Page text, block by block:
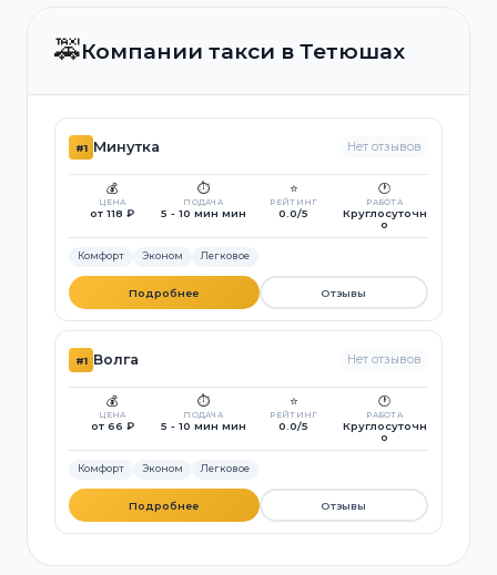
🚕Компании такси в Тетюшах
#1 Минутка Нет отзывов
💰
ЦЕНА
от 118 ₽
⏱️
ПОДАЧА
5 - 10 мин мин
⭐
РЕЙТИНГ
0.0/5
🕐
РАБОТА
Круглосуточн
о
Комфорт Эконом Легковое
Подробнее Отзывы
#1 Волга Нет отзывов
💰
ЦЕНА
от 66 ₽
⏱️
ПОДАЧА
5 - 10 мин мин
⭐
РЕЙТИНГ
0.0/5
🕐
РАБОТА
Круглосуточн
о
Комфорт Эконом Легковое
Подробнее Отзывы